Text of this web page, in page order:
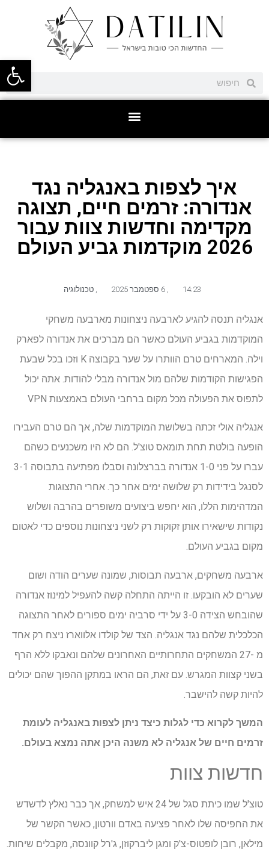
פתח
איך לצפות באנגליה נגד
אנדורה: זרמים חיים, תצוגה
מקדימה וחדשות צוות עבור
2026 מוקדמות גביע העולם
14:23
, 6 ספטמבר 2025 , טכנולוגיה
אנגליה תנסה להגיע לארבעה ניצחונות מארבעה משחקי
המוקדמות בגביע העולם כאשר הם מברכים את אנדורה לפארק
וילה. המארחים טרם הוותרו על שער בקבוצה K וזכו בכל שבעת
הפגישות הקודמות שלהם מול אנדורה מבלי להודות. אתה יכול
לתפוס את הפעולה מכל מקום ברחבי העולם באמצעות VPN
אנגליה אולי זכתה בשלושת המוקדמות שלה, אך הם טרם העבירו
הופעה בולטת תחת תומאס טוצ'ל. הם לא היו משכנעים כשהם
עברו על פני 1-0 אנדורה בברצלונה וסבלו מפתיעה בתבוסה 3-1
לסנגל בידידות רק שלושה ימים אחר כך. אחרי התצוגות
המדהימות הללו, הוא יחפש ביצועים משופרים בהרבה ושלוש
נקודות שישאירו אותן זקוקות רק לשני ניצחונות נוספים כדי לאטום
מקום בגביע העולם.
ארבעה משחקים, ארבעה תבוסות, שמונה שערים הודה ושום
שערים לא הובקעו. זו הייתה התחלה קשה להעפיל למינוז אנדורה
שהובחש הצידה 3-0 על ידי סרביה ימים ספורים לאחר התצוגה
הכלכלית שלהם נגד אנגליה. הצד של קולדו אלווארז ניצח רק אחד
מ -27 המשחקים התחרותיים האחרונים שלהם ונאבקו ללא הרף
בשני קצוות המגרש. עם זאת, הם הראו במתקן ההפוך שהם יכולים
להיות קשה להישבר.
המשך לקרוא כדי לגלות כיצד ניתן לצפות באנגליה לעומת
זרמים חיים של אנגליה לא משנה היכן אתה נמצא בעולם.
חדשות צוות
טוצ'ל שמו כיתת סגל של 24 איש למשחק, אך כבר נאלץ לדשדש
את החפיסה שלו לאחר פציעה באדם וורטון, כאשר הקשר של
מילאן, רובן לופטוס-צ'ק ומגן ליברקוזן, ג'רל קוונסה, מקבלים שיחות.